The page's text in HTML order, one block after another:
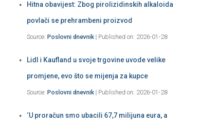
Hitna obavijest: Zbog pirolizidinskih alkaloida
povlači se prehrambeni proizvod
Source: Poslovni dnevnik Published on: 2026-01-28
Lidl i Kaufland u svoje trgovine uvode velike
promjene, evo što se mijenja za kupce
Source: Poslovni dnevnik Published on: 2026-01-28
‘U proračun smo ubacili 67,7 milijuna eura, a